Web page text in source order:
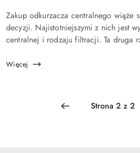
Treść
artykułu:
Zakup odkurzacza centralnego wiąże
decyzji. Najistotniejszymi z nich jest
centralnej i rodzaju filtracji. Ta druga
Więcej